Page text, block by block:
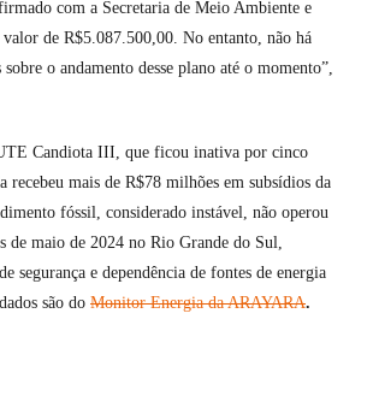
com a Secretaria de Meio Ambiente e
de R$5.087.500,00. No entanto, não há
o andamento desse plano até o momento”,
Candiota III, que ficou inativa por cinco
recebeu mais de R$78 milhões em subsídios da
fóssil, considerado instável, não operou
de maio de 2024 no Rio Grande do Sul,
segurança e dependência de fontes de energia
são do Monitor Energia da ARAYARA.